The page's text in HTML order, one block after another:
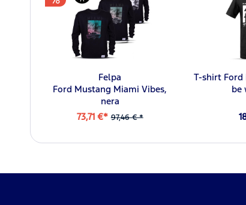
Felpa
Ford Mustang Miami Vibes,
nera
73,71 €* 97,46 € *
T-shirt Ford
be